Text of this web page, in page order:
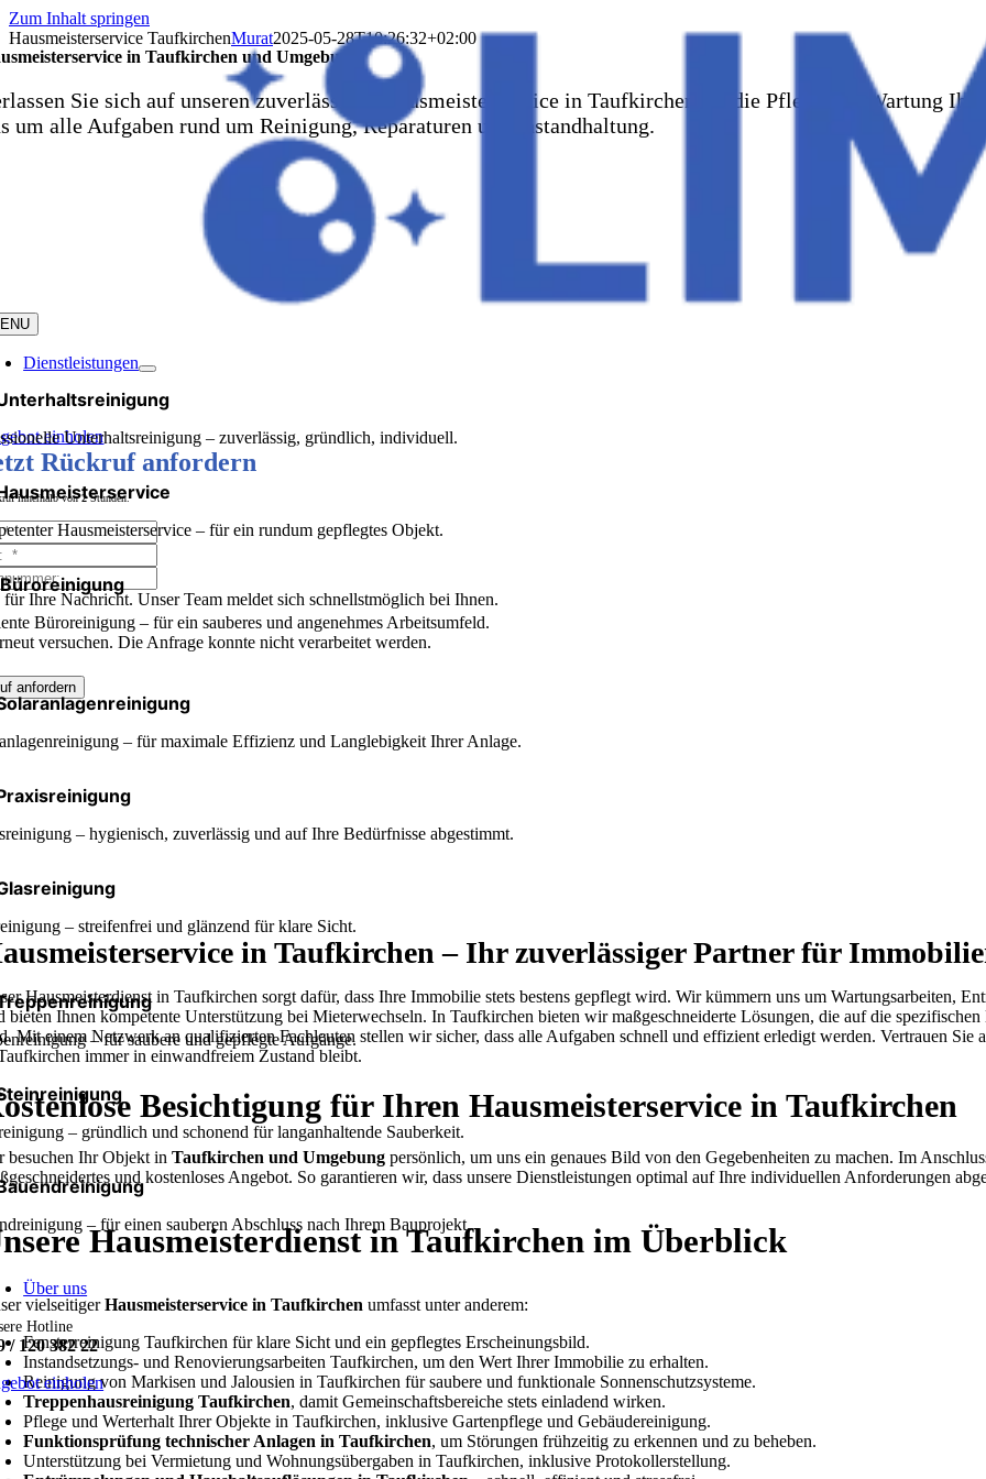
Zum Inhalt springen
Dienstleistungen
Unterhaltsreinigung – zuverlässig, gründlich, individuell.
Hausmeisterservice – für ein rundum gepflegtes Objekt.
Büroreinigung – für ein sauberes und angenehmes Arbeitsumfeld.
– für maximale Effizienz und Langlebigkeit Ihrer Anlage.
– hygienisch, zuverlässig und auf Ihre Bedürfnisse abgestimmt.
– streifenfrei und glänzend für klare Sicht.
– für saubere und gepflegte Aufgänge.
– gründlich und schonend für langanhaltende Sauberkeit.
– für einen sauberen Abschluss nach Ihrem Bauprojekt.
Über uns
Hotline
/ 120 382 22
einholen
Hausmeisterservice TaufkirchenMurat2025-05-28T10:26:32+02:00
in Taufkirchen und Umgebung
Sie sich auf unseren zuverlässigen Hausmeisterservice in Taufkirchen für die Pflege und Wartung
um alle Aufgaben rund um Reinigung, Reparaturen und Instandhaltung.
einholen
Rückruf anfordern
innerhalb von2Stunden.
Ihre Nachricht. Unser Team meldet sich schnellstmöglich bei Ihnen.
versuchen. Die Anfrage konnte nicht verarbeitet werden.
anfordern
in Taufkirchen – Ihr zuverlässiger Partner für
Hausmeisterdienst in Taufkirchen sorgt dafür, dass Ihre Immobilie stets bestens gepflegt wird. Wir kümmern uns um Wartungsarbeiten,
bieten Ihnen kompetente Unterstützung bei Mieterwechseln. In Taufkirchen bieten wir maßgeschneiderte Lösungen, die auf die
Mit einem Netzwerk an qualifizierten Fachleuten stellen wir sicher, dass alle Aufgaben schnell und effizient erledigt werden. Vertrauen
immer in einwandfreiem Zustand bleibt.
Besichtigung für Ihren Hausmeisterservice in Taufkirchen
besuchen Ihr Objekt inTaufkirchen und Umgebung persönlich, um uns ein genaues Bild von den Gegebenheiten zu machen. Im
und kostenloses Angebot. So garantieren wir, dass unsere Dienstleistungen optimal auf Ihre individuellen Anforderungen
Hausmeisterdienst in Taufkirchen im Überblick
vielseitigerHausmeisterservice in Taufkirchenumfasst unter anderem:
Fensterreinigung Taufkirchen für klare Sicht und ein gepflegtes Erscheinungsbild.
Instandsetzungs- und Renovierungsarbeiten Taufkirchen, um den Wert Ihrer Immobilie zu erhalten.
Reinigung von Markisen und Jalousien in Taufkirchen für saubere und funktionale Sonnenschutzsysteme.
Treppenhausreinigung Taufkirchen, damit Gemeinschaftsbereiche stets einladend wirken.
Pflege und Werterhalt Ihrer Objekte in Taufkirchen, inklusive Gartenpflege und Gebäudereinigung.
Funktionsprüfung technischer Anlagen in Taufkirchen, um Störungen frühzeitig zu erkennen und zu beheben.
Unterstützung bei Vermietung und Wohnungsübergaben in Taufkirchen, inklusive Protokollerstellung.